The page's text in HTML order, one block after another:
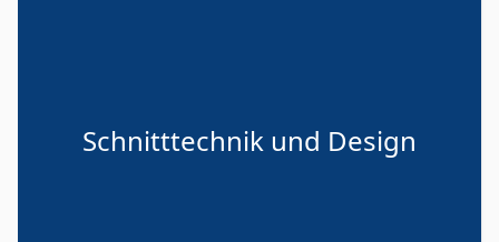
Schnitttechnik und Design